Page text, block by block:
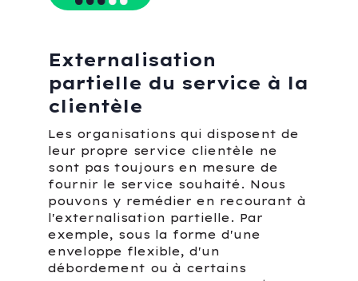
Externalisation
partielle du service à la
clientèle
Les organisations qui disposent de
leur propre service clientèle ne
sont pas toujours en mesure de
fournir le service souhaité. Nous
pouvons y remédier en recourant à
l'externalisation partielle. Par
exemple, sous la forme d'une
enveloppe flexible, d'un
débordement ou à certains